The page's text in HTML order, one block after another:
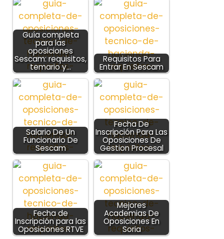
Guía completa
para las
oposiciones
Sescam: requisitos,
temario y…
Requisitos Para
Entrar En Sescam
Salario De Un
Funcionario De
Sescam
Fecha De
Inscripción Para Las
Oposiciones De
Gestion Procesal
Fecha de
Inscripción para las
Oposiciones RTVE
Mejores
Academias De
Oposiciones En
Soria